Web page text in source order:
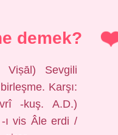
demek?
Karşı:
-kuş. A.D.)
ı vis Âle erdi /